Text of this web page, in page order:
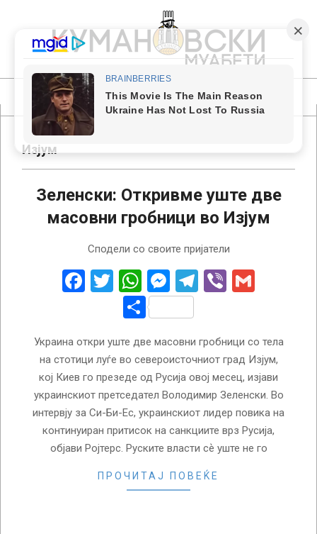
content
КУМАНОВСКИ
МУАБЕТИ
Navigation
MenuИзјум
Зеленски: Откривме уште две
масовни гробници во Изјум
Сподели со своите пријатели
Facebook
Twitter
WhatsApp
Messenger
Telegram
Viber
Share
Украина откри уште две масовни гробници со тела
на стотици луѓе во североисточниот град Изјум,
кој Киев го презеде од Русија овој месец, изјави
украинскиот претседател Володимир Зеленски. Во
интервју за Си-Би-Ес, украинскиот лидер повика на
континуиран притисок на санкциите врз Русија,
објави Ројтерс. Руските власти сѐ уште не го
ПРОЧИТАЈ ПОВЕЌЕ